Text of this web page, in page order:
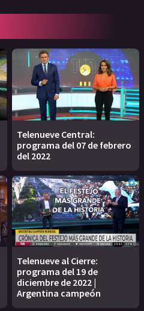
Telenueve Central:
programa del 07 de febrero
del 2022
Telenueve al Cierre:
programa del 19 de
diciembre de 2022 |
Argentina campeón